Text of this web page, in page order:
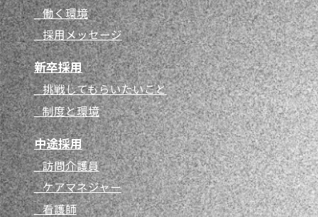
働く環境
採用メッセージ
新卒採用
挑戦してもらいたいこと
制度と環境
中途採用
訪問介護員
ケアマネジャー
看護師